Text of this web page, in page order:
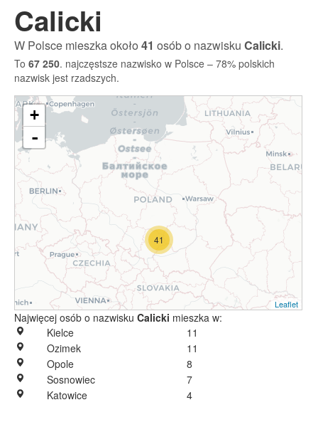
Calicki
W Polsce mieszka około41 osób o nazwisku Calicki.
To 67 250. najczęstsze nazwisko w Polsce – 78% polskich
nazwisk jest rzadszych.
41
+
-
Leaflet
Najwięcej osób o nazwisku Calicki mieszka w:
Kielce
11
Ozimek
11
Opole
8
Sosnowiec
7
Katowice
4